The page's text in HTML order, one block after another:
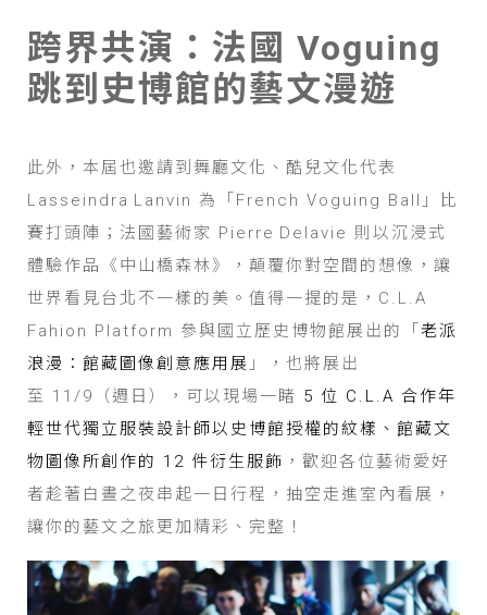
跨界共演：法國 Voguing
跳到史博館的藝文漫遊
此外，本屆也邀請到舞廳文化、酷兒文化代表
Lasseindra Lanvin 為「French Voguing Ball」比
賽打頭陣；法國藝術家 Pierre Delavie 則以沉浸式
體驗作品《中山橋森林》，顛覆你對空間的想像，讓
世界看見台北不一樣的美。值得一提的是，C.L.A
Fahion Platform 參與國立歷史博物館展出的「老派
浪漫：館藏圖像創意應用展 」，也將展出
至 11/9（週日），可以現場一睹 5 位 C.L.A 合作年
輕世代獨立服裝設計師以史博館授權的紋樣、館藏文
物圖像所創作的 12 件衍生服飾 ，歡迎各位藝術愛好
者趁著白晝之夜串起一日行程，抽空走進室內看展，
讓你的藝文之旅更加精彩、完整！